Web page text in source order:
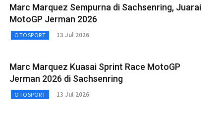
Marc Marquez Sempurna di Sachsenring, Juarai
MotoGP Jerman 2026
OTOSPORT 13 Jul 2026
Marc Marquez Kuasai Sprint Race MotoGP
Jerman 2026 di Sachsenring
OTOSPORT 13 Jul 2026